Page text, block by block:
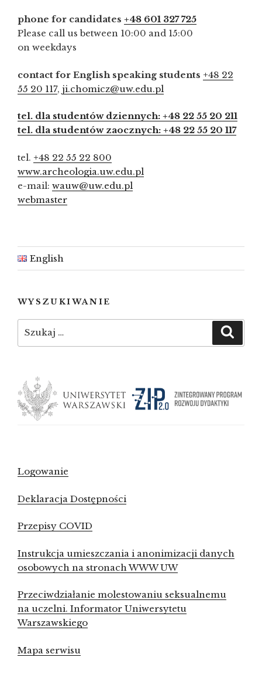
phone for candidates +48 601 327 725
Please call us between 10:00 and 15:00
on weekdays
contact for English speaking students +48 22
55 20 117, ji.chomicz@uw.edu.pl
tel. dla studentów dziennych: +48 22 55 20 211
tel. dla studentów zaocznych: +48 22 55 20 117
tel. +48 22 55 22 800
www.archeologia.uw.edu.pl
e-mail: wauw@uw.edu.pl
webmaster
English
WYSZUKIWANIE
Logowanie
Deklaracja Dostępności
Przepisy COVID
Instrukcja umieszczania i anonimizacji danych
osobowych na stronach WWW UW
Przeciwdziałanie molestowaniu seksualnemu
na uczelni. Informator Uniwersytetu
Warszawskiego
Mapa serwisu